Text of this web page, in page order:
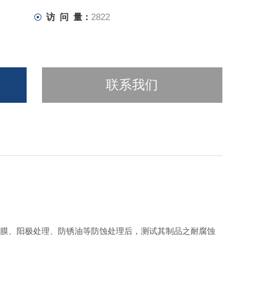
访 问 量： 2822
联系我们
、阳极处理、防锈油等防蚀处理后，测试其制品之耐腐蚀